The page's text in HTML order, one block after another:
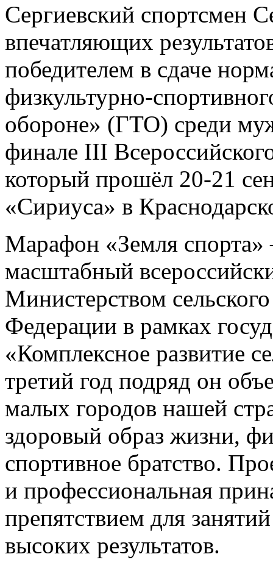
Сергиевский спортсмен
впечатляющих
победителем в сдаче
физкультурно-
обороне» (ГТО) среди
финале III
который прошёл 20-21
«Сириуса» в
Марафон «Земля спорта»
масштабный
Министерством
Федерации в рамках
«Комплексное развитие
третий год подряд он
малых городов нашей
здоровый образ жизни,
спортивное братство.
и профессиональная
препятствием для
высоких результатов.